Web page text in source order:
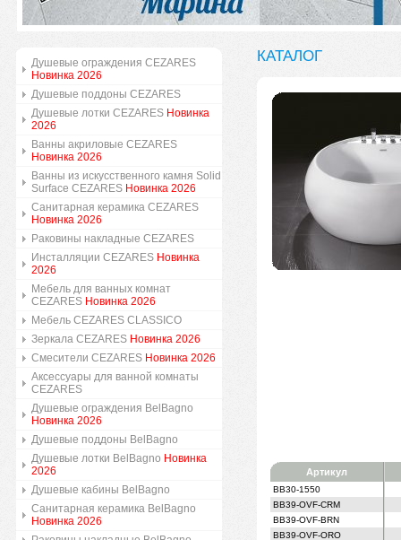
Душевые ограждения CEZARES
Новинка 2026
Душевые поддоны CEZARES
Душевые лотки CEZARES Новинка
2026
Ванны акриловые CEZARES
Новинка 2026
Ванны из искусственного камня Solid
Surface CEZARES Новинка 2026
Санитарная керамика CEZARES
Новинка 2026
Раковины накладные CEZARES
Инсталляции CEZARES Новинка
2026
Мебель для ванных комнат
CEZARES Новинка 2026
Мебель CEZARES CLASSICO
Зеркала CEZARES Новинка 2026
Смесители CEZARES Новинка 2026
Аксессуары для ванной комнаты
CEZARES
Душевые ограждения BelBagno
Новинка 2026
Душевые поддоны BelBagno
Душевые лотки BelBagno Новинка
2026
Душевые кабины BelBagno
Санитарная керамика BelBagno
Новинка 2026
КАТАЛОГ
Артикул
BB30-1550
BB39-OVF-CRM
BB39-OVF-BRN
BB39-OVF-ORO